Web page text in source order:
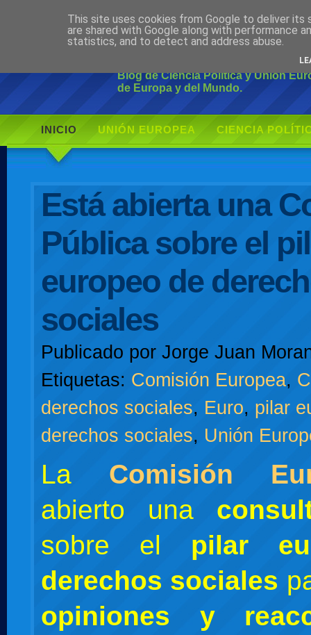
Ciudadano
Blog de Ciencia Política y Unión
de Europa y del Mundo.
INICIO UNIÓN EUROPEA CIENCIA
Está abierta una
Pública sobre el
europeo de
sociales
Publicado por Jorge Juan
Etiquetas: Comisión Europea,
derechos sociales, Euro, pilar
derechos sociales, Unión
La Comisión
abierto una
sobre el pilar
derechos sociales
opiniones y
This site uses cookies from Google to deliver its
are shared with Google along with performance
statistics, and to detect and address abuse.